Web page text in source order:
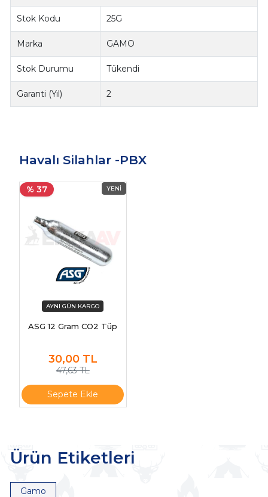
Stok Kodu 25G
Marka GAMO
Stok Durumu Tükendi
Garanti (Yıl) 2
Havalı Silahlar -PBX
% 37
ASG 12 Gram CO2 Tüp
30,00 TL
47,63 TL
Sepete Ekle
Ürün Etiketleri
Gamo